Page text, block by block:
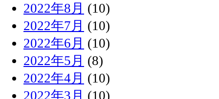
2022年8月 (10)
2022年7月 (10)
2022年6月 (10)
2022年5月 (8)
2022年4月 (10)
2022年3月 (10)